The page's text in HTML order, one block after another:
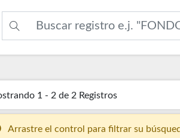
1 - 2 de 2 Registros
Arrastre el control para filtrar su